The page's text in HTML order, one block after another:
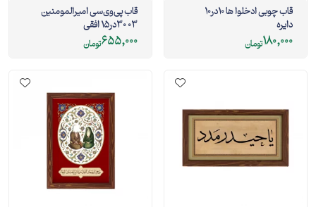
قاب چوبی ادخلوا ها 10در10
دایره
180,000تومان
قاب پی‌وی‌سی امیرالمومنین
03 30در15 افقی
655,000تومان